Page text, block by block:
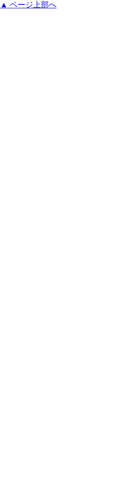
▲ ページ上部へ